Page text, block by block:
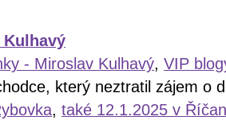
- Miroslav Kulhavý, VIP
který neztratil zájem o
, také 12.1.2025 v